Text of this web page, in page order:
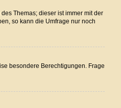
Themas; dieser ist immer mit der
so kann die Umfrage nur noch
besondere Berechtigungen. Frage